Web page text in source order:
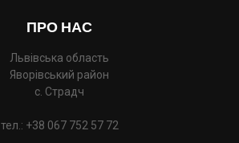
ПРО НАС
Львівська область
Яворівський район
с. Страдч
тел.: +38 067 752 57 72